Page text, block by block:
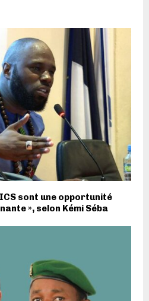
sont une opportunité
», selon Kémi Séba